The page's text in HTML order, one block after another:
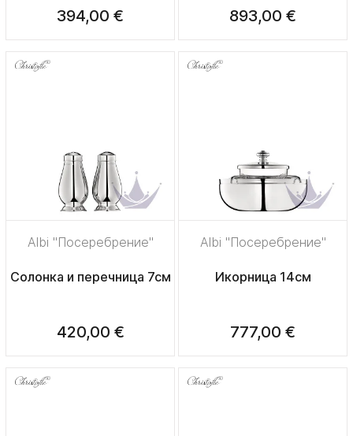
394,00 € 893,00 €
Albi "Посеребрение"
Солонка и перечница 7см
420,00 €
Albi "Посеребрение"
Икорница 14см
777,00 €